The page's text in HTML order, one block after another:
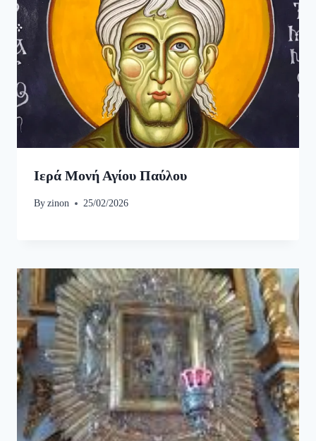
Ιερά Μονή Αγίου Παύλου
Byzinon 25/02/2026